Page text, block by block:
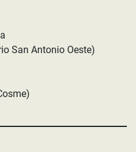
San Antonio Oeste)